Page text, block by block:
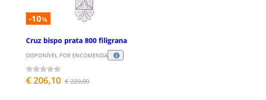
-10%
Cruz bispo prata 800 filigrana
DISPONÍVEL POR ENCOMENDA
€ 206,10 € 229,00